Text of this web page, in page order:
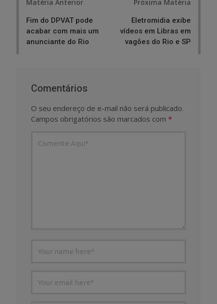
Matéria Anterior
Fim do DPVAT pode
acabar com mais um
anunciante do Rio
Próxima Matéria
Eletromidia exibe
vídeos em Libras em
vagões do Rio e SP
Comentários
O seu endereço de e-mail não será publicado.
Campos obrigatórios são marcados com *